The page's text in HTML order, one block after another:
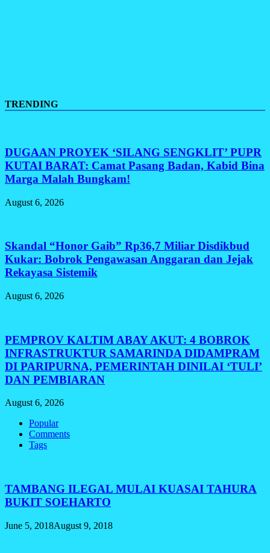
TRENDING
DUGAAN PROYEK ‘SILANG SENGKLIT’ PUPR
KUTAI BARAT: Camat Pasang Badan, Kabid Bina
Marga Malah Bungkam!
August 6, 2026
Skandal “Honor Gaib” Rp36,7 Miliar Disdikbud
Kukar: Bobrok Pengawasan Anggaran dan Jejak
Rekayasa Sistemik
August 6, 2026
PEMPROV KALTIM ABAY AKUT: 4 BOBROK
INFRASTRUKTUR SAMARINDA DIDAMPRAM
DI PARIPURNA, PEMERINTAH DINILAI ‘TULI’
DAN PEMBIARAN
August 6, 2026
Popular
Comments
Tags
TAMBANG ILEGAL MULAI KUASAI TAHURA
BUKIT SOEHARTO
June 5, 2018August 9, 2018